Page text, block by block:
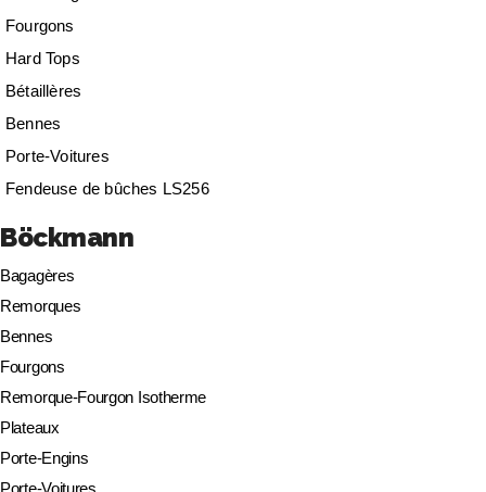
Fourgons
Hard Tops
Bétaillères
Bennes
Porte-Voitures
Fendeuse de bûches LS256
Böckmann
Bagagères
Remorques
Bennes
Fourgons
Remorque-Fourgon Isotherme
Plateaux
Porte-Engins
Porte-Voitures